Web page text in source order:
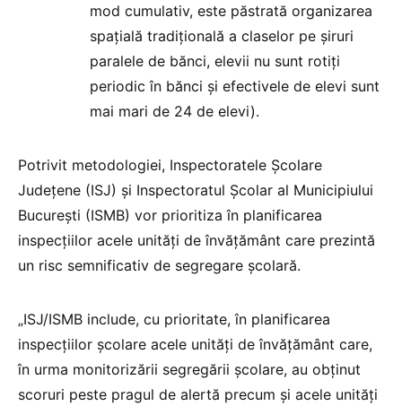
mod cumulativ, este păstrată organizarea
spațială tradițională a claselor pe șiruri
paralele de bănci, elevii nu sunt rotiți
periodic în bănci și efectivele de elevi sunt
mai mari de 24 de elevi).
Potrivit metodologiei, Inspectoratele Școlare
Județene (ISJ) și Inspectoratul Școlar al Municipiului
București (ISMB) vor prioritiza în planificarea
inspecțiilor acele unități de învățământ care prezintă
un risc semnificativ de segregare școlară.
„ISJ/ISMB include, cu prioritate, în planificarea
inspecțiilor școlare acele unități de învățământ care,
în urma monitorizării segregării școlare, au obținut
scoruri peste pragul de alertă precum și acele unități